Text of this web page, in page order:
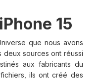
15
que nous avons
deux sources ont réussi
aux fabricants du
ils ont créé des